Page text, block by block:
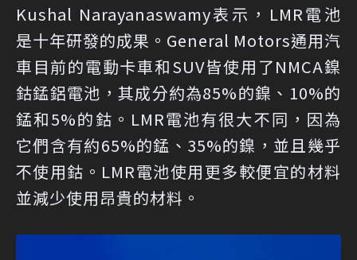
Kushal Narayanaswamy表示，LMR電池
是十年研發的成果。General Motors通用汽
車目前的電動卡車和SUV皆使用了NMCA鎳
鈷錳鋁電池，其成分約為85%的鎳、10%的
錳和5%的鈷。LMR電池有很大不同，因為
它們含有約65%的錳、35%的鎳，並且幾乎
不使用鈷。LMR電池使用更多較便宜的材料
並減少使用昂貴的材料。